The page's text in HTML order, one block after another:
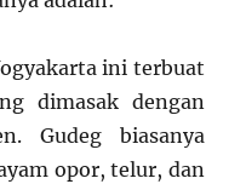
ini terbuat
dimasak dengan
Gudeg biasanya
opor, telur, dan